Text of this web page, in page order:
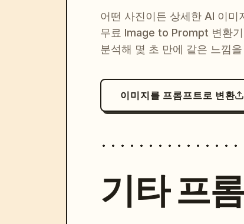
어떤 사진이든 상세한 AI 이미
무료 Image to Prompt 변환
분석해 몇 초 만에 같은 느낌
이미지를 프롬프트로 변환
기타 프